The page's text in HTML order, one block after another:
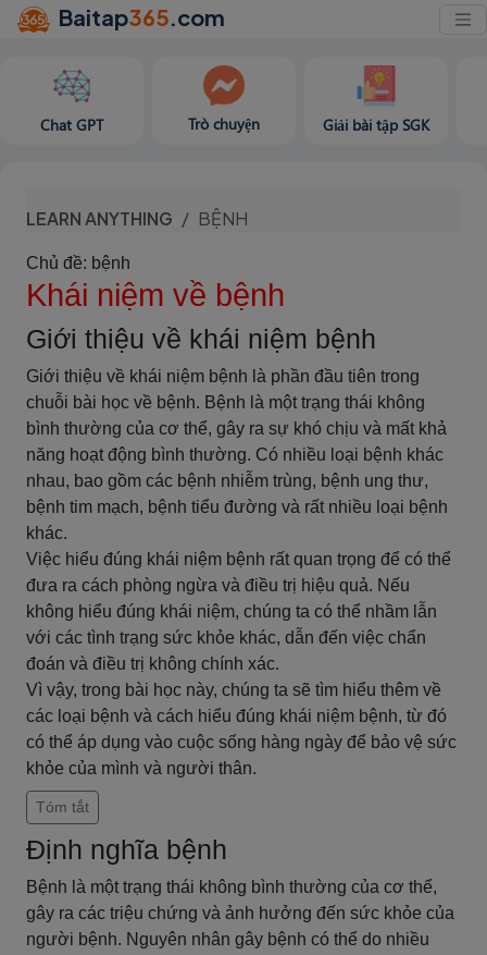
Baitap365.com
Chat GPT Trò chuyện Giải bài tập SGK
LEARN ANYTHING BỆNH
Chủ đề: bệnh
Khái niệm về bệnh
Giới thiệu về khái niệm bệnh
Giới thiệu về khái niệm bệnh là phần đầu tiên trong
chuỗi bài học về bệnh. Bệnh là một trạng thái không
bình thường của cơ thể, gây ra sự khó chịu và mất khả
năng hoạt động bình thường. Có nhiều loại bệnh khác
nhau, bao gồm các bệnh nhiễm trùng, bệnh ung thư,
bệnh tim mạch, bệnh tiểu đường và rất nhiều loại bệnh
khác.
Việc hiểu đúng khái niệm bệnh rất quan trọng để có thể
đưa ra cách phòng ngừa và điều trị hiệu quả. Nếu
không hiểu đúng khái niệm, chúng ta có thể nhầm lẫn
với các tình trạng sức khỏe khác, dẫn đến việc chẩn
đoán và điều trị không chính xác.
Vì vậy, trong bài học này, chúng ta sẽ tìm hiểu thêm về
các loại bệnh và cách hiểu đúng khái niệm bệnh, từ đó
có thể áp dụng vào cuộc sống hàng ngày để bảo vệ sức
khỏe của mình và người thân.
Tóm tắt
Định nghĩa bệnh
Bệnh là một trạng thái không bình thường của cơ thể,
gây ra các triệu chứng và ảnh hưởng đến sức khỏe của
người bệnh. Nguyên nhân gây bệnh có thể do nhiều